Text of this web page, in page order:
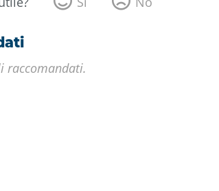
raccomandati.